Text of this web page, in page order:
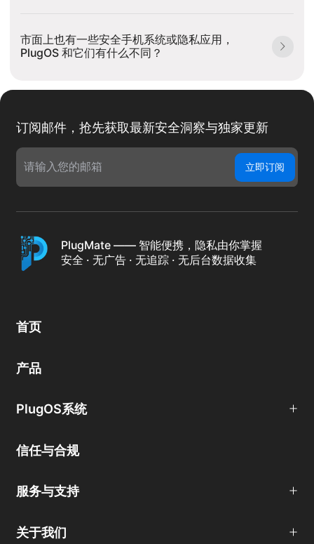
市面上也有一些安全手机系统或隐私应用，
PlugOS 和它们有什么不同？
订阅邮件，抢先获取最新安全洞察与独家更新
立即订阅
PlugMate —— 智能便携，隐私由你掌握
安全 · 无广告 · 无追踪 · 无后台数据收集
首页
产品
PlugOS系统
信任与合规
服务与支持
关于我们